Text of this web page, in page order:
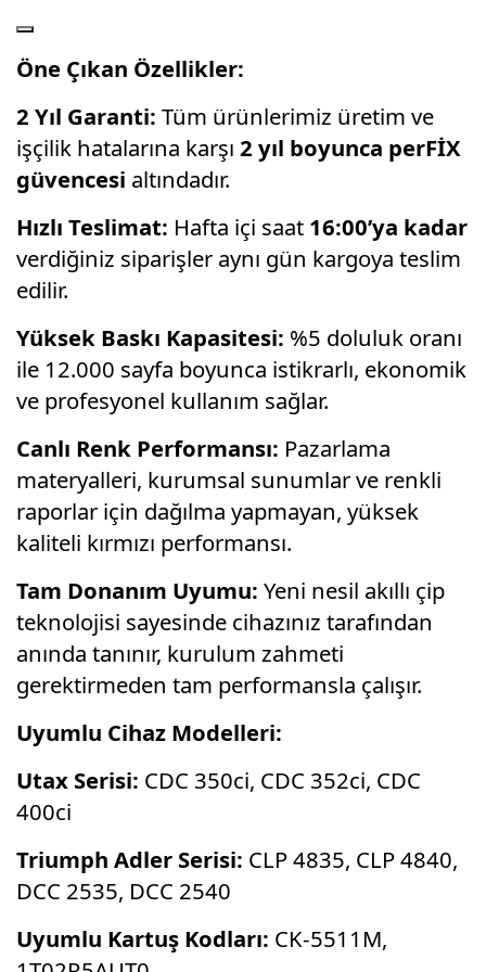
Öne Çıkan Özellikler:
2 Yıl Garanti: Tüm ürünlerimiz üretim ve
işçilik hatalarına karşı 2 yıl boyunca perFİX
güvencesi altındadır.
Hızlı Teslimat: Hafta içi saat 16:00’ya kadar
verdiğiniz siparişler aynı gün kargoya teslim
edilir.
Yüksek Baskı Kapasitesi: %5 doluluk oranı
ile 12.000 sayfa boyunca istikrarlı, ekonomik
ve profesyonel kullanım sağlar.
Canlı Renk Performansı: Pazarlama
materyalleri, kurumsal sunumlar ve renkli
raporlar için dağılma yapmayan, yüksek
kaliteli kırmızı performansı.
Tam Donanım Uyumu: Yeni nesil akıllı çip
teknolojisi sayesinde cihazınız tarafından
anında tanınır, kurulum zahmeti
gerektirmeden tam performansla çalışır.
Uyumlu Cihaz Modelleri:
Utax Serisi: CDC 350ci, CDC 352ci, CDC
400ci
Triumph Adler Serisi: CLP 4835, CLP 4840,
DCC 2535, DCC 2540
Uyumlu Kartuş Kodları: CK-5511M,